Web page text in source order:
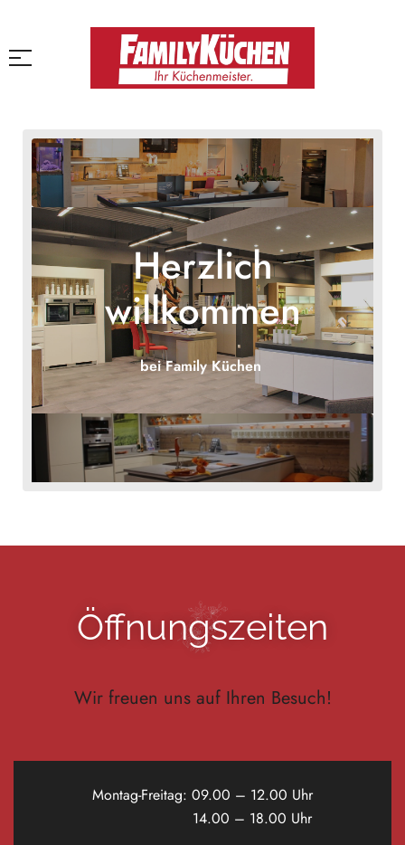
Herzlich
willkommen
bei Family Küchen
Öffnungszeiten
Wir freuen uns auf Ihren Besuch!
Montag-Freitag: 09.00 – 12.00 Uhr
14.00 – 18.00 Uhr